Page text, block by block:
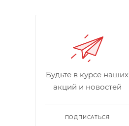
Будьте в курсе наших
акций и новостей
ПОДПИСАТЬСЯ